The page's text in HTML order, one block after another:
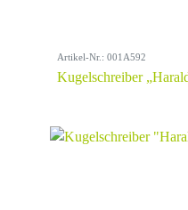
Artikel-Nr.: 001A592
Kugelschreiber